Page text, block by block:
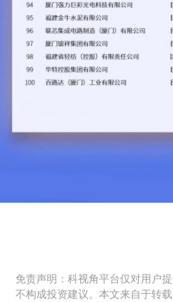
免责声明：科视角平台仅对用户
不构成投资建议。本文来自于转